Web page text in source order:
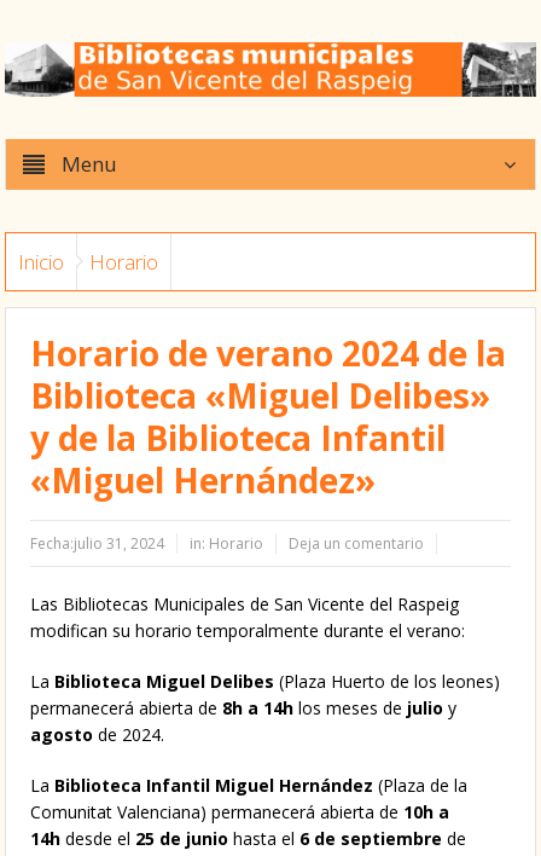
Menu
Inicio Horario
Horario de verano 2024 de la
Biblioteca «Miguel Delibes»
y de la Biblioteca Infantil
«Miguel Hernández»
Fecha:julio 31, 2024 in: Horario Deja un comentario
Las Bibliotecas Municipales de San Vicente del Raspeig
modifican su horario temporalmente durante el verano:
La Biblioteca Miguel Delibes (Plaza Huerto de los leones)
permanecerá abierta de 8h a 14h los meses de julioy
agostode 2024.
La Biblioteca Infantil Miguel Hernández (Plaza de la
Comunitat Valenciana) permanecerá abierta de 10h a
14h desde el 25 de junio hasta el 6 de septiembrede